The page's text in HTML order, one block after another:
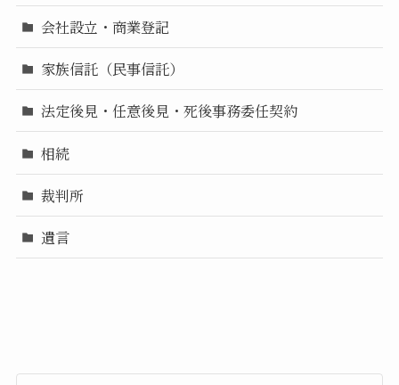
会社設立・商業登記
家族信託（民事信託）
法定後見・任意後見・死後事務委任契約
相続
裁判所
遺言